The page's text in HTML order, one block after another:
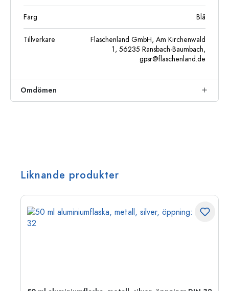
Färg Blå
Tillverkare
Flaschenland GmbH, Am Kirchenwald
1, 56235 Ransbach-Baumbach,
gpsr@flaschenland.de
Omdömen
Liknande produkter